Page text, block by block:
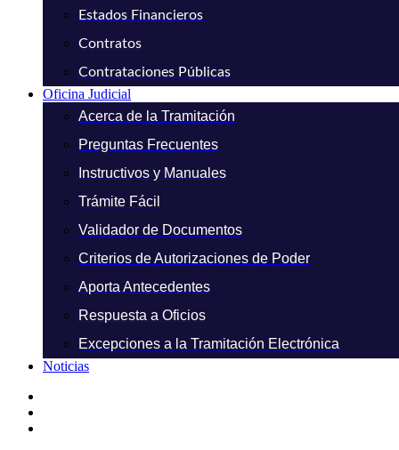
Estados Financieros
Contratos
Contrataciones Públicas
Oficina Judicial
Acerca de la Tramitación
Preguntas Frecuentes
Instructivos y Manuales
Trámite Fácil
Validador de Documentos
Criterios de Autorizaciones de Poder
Aporta Antecedentes
Respuesta a Oficios
Excepciones a la Tramitación Electrónica
Noticias